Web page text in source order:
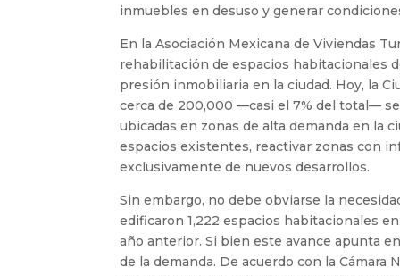
inmuebles en desuso y generar
En la Asociación Mexicana de Viviendas
rehabilitación de espacios habitacionales
presión inmobiliaria en la ciudad. Hoy, la
cerca de 200,000 —casi el 7% del total—
ubicadas en zonas de alta demanda en la
espacios existentes, reactivar zonas con
exclusivamente de nuevos desarrollos.
Sin embargo, no debe obviarse la
edificaron 1,222 espacios habitacionales
año anterior. Si bien este avance apunta
de la demanda. De acuerdo con la